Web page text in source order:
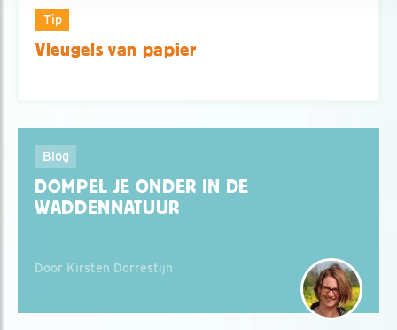
Tip
Vleugels van papier
Blog
DOMPEL JE ONDER IN DE
WADDENNATUUR
Door Kirsten Dorrestijn